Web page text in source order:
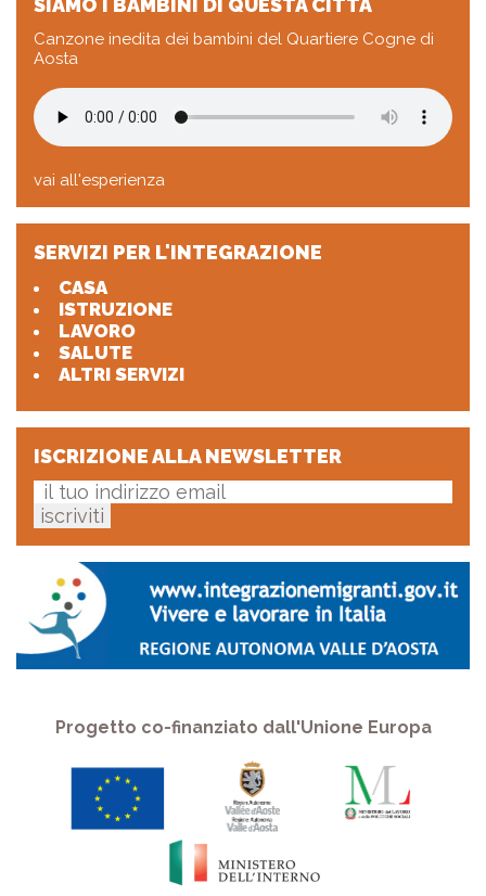
SIAMO I BAMBINI DI QUESTA CITTÀ
Canzone inedita dei bambini del Quartiere Cogne di
Aosta
vai all'esperienza
SERVIZI PER L'INTEGRAZIONE
CASA
ISTRUZIONE
LAVORO
SALUTE
ALTRI SERVIZI
ISCRIZIONE ALLA NEWSLETTER
Progetto co-finanziato dall'Unione Europa